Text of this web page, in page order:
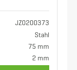
JZ0200373
Stahl
75 mm
2 mm